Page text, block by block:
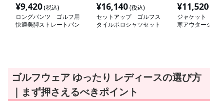
¥9,420(税込)
ロングパンツ ゴルフ用
快適美脚ストレートパン
¥16,140(税込)
セットアップ ゴルフス
タイルポロシャツセット
¥11,520
ジャケット
寒アウタージ
ゴルフウェア ゆったり レディースの選び方
｜まず押さえるべきポイント